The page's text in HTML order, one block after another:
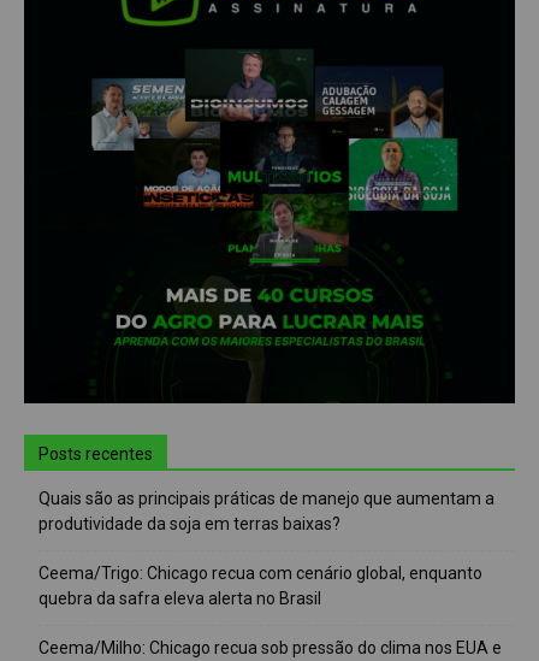
Posts recentes
Quais são as principais práticas de manejo que aumentam a
produtividade da soja em terras baixas?
Ceema/Trigo: Chicago recua com cenário global, enquanto
quebra da safra eleva alerta no Brasil
Ceema/Milho: Chicago recua sob pressão do clima nos EUA e